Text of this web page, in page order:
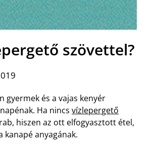
szövettel?
gyermek és a vajas kenyér
Ha nincs vízlepergető
hiszen az ott elfogyasztott étel,
anyagának.